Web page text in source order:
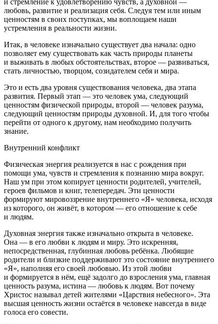
и стремление к удовлетворению чувств, а духовной —
любовь, развитие и реализация себя. Следуя тем или иным
ценностям в своих поступках, мы воплощаем наши
устремления в реальности жизни.
Итак, в человеке изначально существует два начала: одно
позволяет ему существовать как часть природы планеты
и выживать в любых обстоятельствах, второе — развиваться,
стать личностью, творцом, созидателем себя и мира.
Это и есть два уровня существования человека, два этапа
развития. Первый этап — это человек ума, следующий
ценностям физической природы, второй — человек разума,
следующий ценностям природы духовной. И, для того чтобы
перейти от одного к другому, нам необходимо получить
знание.
Внутренний конфликт
Физическая энергия реализуется в нас с рождения при
помощи ума, чувств и стремления к познанию мира вокруг.
Наш ум при этом копирует ценности родителей, учителей,
героев фильмов и книг, телепередач. Эти ценности
формируют мировоззрение внутреннего «Я» человека, исходя
из которого, он живёт, в котором — его отношение к себе
и людям.
Духовная энергия также изначально открыта в человеке.
Она — в его любви к людям и миру. Это искренняя,
непосредственная, глубинная любовь ребёнка. Любящие
родители и близкие поддерживают это состояние внутреннего
«Я», наполняя его своей любовью. Из этой любви
и формируется в нём, ещё задолго до взросления ума, главная
ценность разума, истина — любовь к людям. Вот почему
Христос называл детей жителями «Царствия небесного». Эта
высшая ценность жизни остаётся в человеке навсегда в виде
голоса его совести.